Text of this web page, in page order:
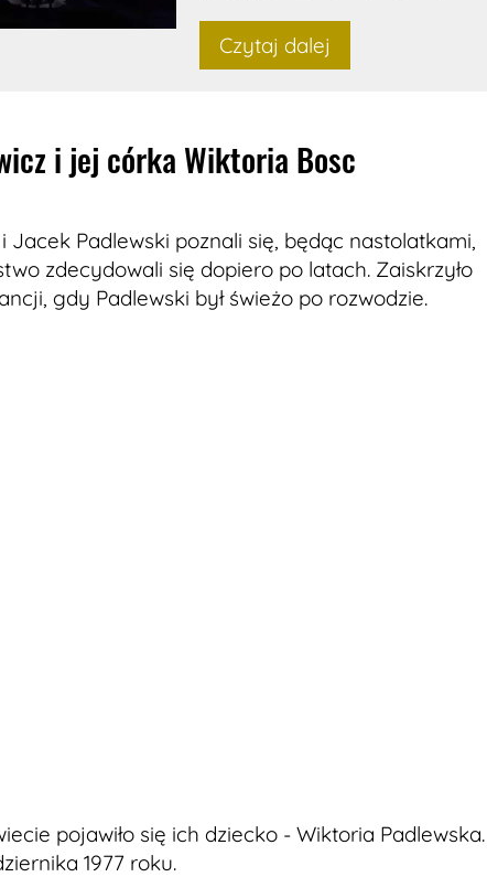
Czytaj dalej
i jej córka Wiktoria Bosc
Jacek Padlewski poznali się, będąc nastolatkami,
zdecydowali się dopiero po latach. Zaiskrzyło
gdy Padlewski był świeżo po rozwodzie.
pojawiło się ich dziecko - Wiktoria Padlewska.
1977 roku.